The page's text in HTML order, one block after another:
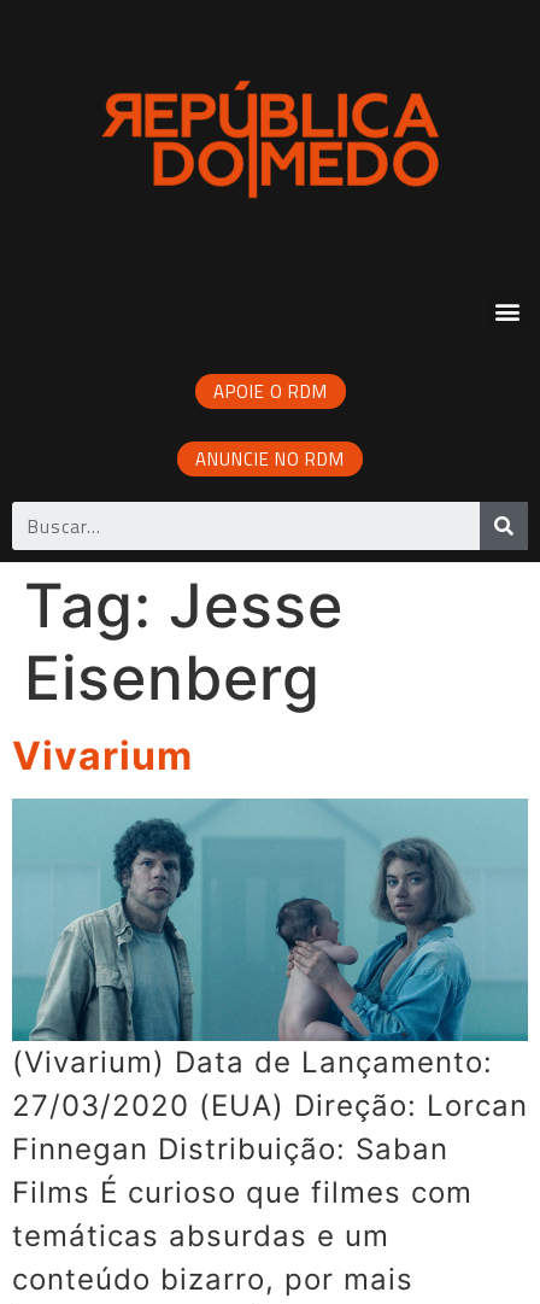
APOIE O RDM
ANUNCIE NO RDM
Tag: Jesse
Eisenberg
Vivarium
(Vivarium) Data de Lançamento:
27/03/2020 (EUA) Direção: Lorcan
Finnegan Distribuição: Saban
Films É curioso que filmes com
temáticas absurdas e um
conteúdo bizarro, por mais